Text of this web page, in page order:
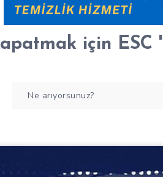
için ESC